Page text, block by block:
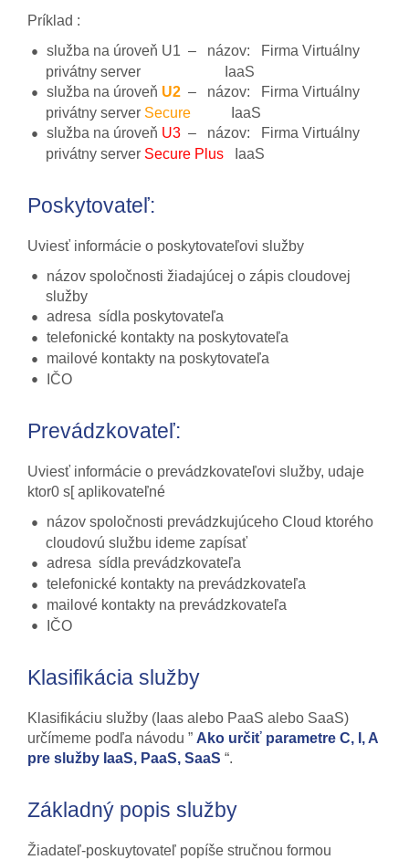
Príklad :
služba na úroveň U1 – názov: Firma Virtuálny
privátny server IaaS
služba na úroveň U2 – názov: Firma Virtuálny
privátny server Secure
IaaS
služba na úroveň U3 – názov: Firma Virtuálny
privátny server Secure Plus IaaS
Poskytovateľ:
Uviesť informácie o poskytovateľovi služby
názov spoločnosti žiadajúcej o zápis cloudovej
služby
adresa sídla poskytovateľa
telefonické kontakty na poskytovateľa
mailové kontakty na poskytovateľa
IČO
Prevádzkovateľ:
Uviesť informácie o prevádzkovateľovi služby, udaje
ktor0 s[ aplikovateľné
názov spoločnosti prevádzkujúceho Cloud ktorého
cloudovú službu ideme zapísať
adresa sídla prevádzkovateľa
telefonické kontakty na prevádzkovateľa
mailové kontakty na prevádzkovateľa
IČO
Klasifikácia služby
Klasifikáciu služby (Iaas alebo PaaS alebo SaaS)
určímeme podľa návodu ” Ako určiť parametre C, I, A
pre služby IaaS, PaaS, SaaS “.
Základný popis služby
Žiadateľ-poskuytovateľ popíše stručnou formou